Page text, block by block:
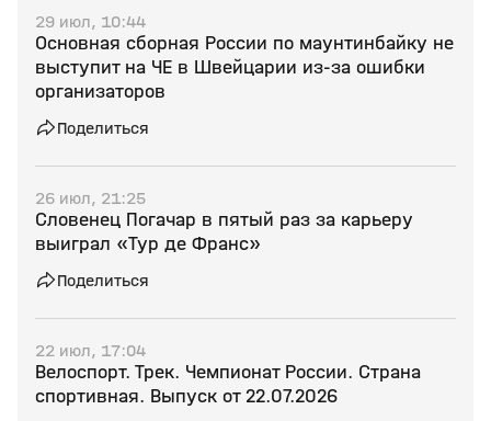
29 июл, 10:44
Основная сборная России по маунтинбайку не
выступит на ЧЕ в Швейцарии из‑за ошибки
организаторов
Поделиться
26 июл, 21:25
Словенец Погачар в пятый раз за карьеру
выиграл «Тур де Франс»
Поделиться
22 июл, 17:04
Велоспорт. Трек. Чемпионат России. Страна
спортивная. Выпуск от 22.07.2026